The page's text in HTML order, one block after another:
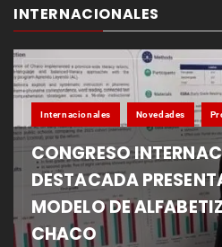
INTERNACIONALES
Internacionales Novedades
CONGRESO
DESTACADA
MODELO DE
CHACO